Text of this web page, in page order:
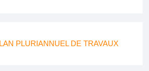
PLURIANNUEL DE TRAVAUX